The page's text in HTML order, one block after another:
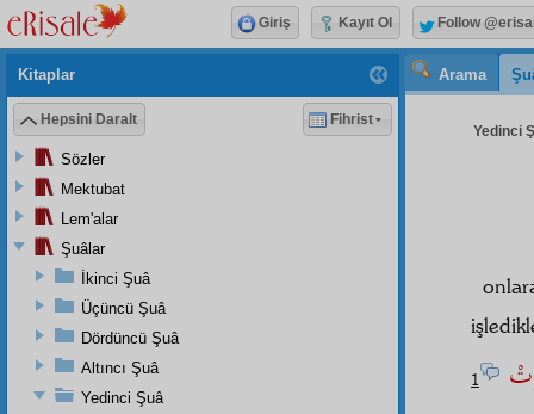
Arama
Yedinci
1
Kitaplar
Hepsini Daralt Fihrist
Sözler
Mektubat
Lem'alar
Şuâlar
İkinci Şuâ
Üçüncü Şuâ
Dördüncü Şuâ
Altıncı Şuâ
Yedinci Şuâ
Giriş Kayıt Ol Follow